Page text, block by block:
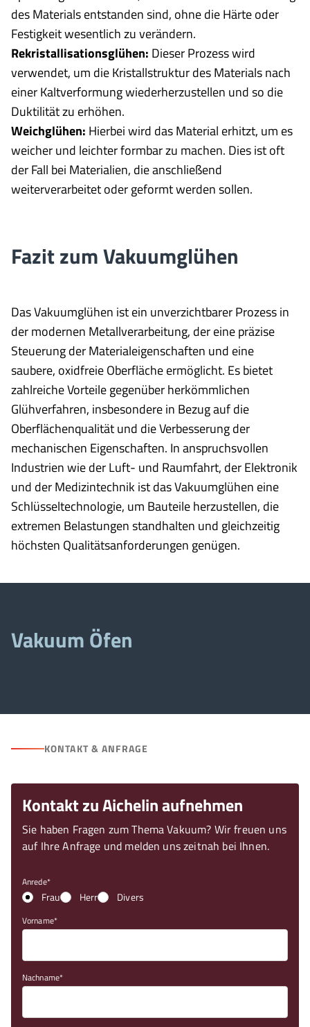
des Materials entstanden sind, ohne die Härte oder
Festigkeit wesentlich zu verändern.
Rekristallisationsglühen: Dieser Prozess wird
verwendet, um die Kristallstruktur des Materials nach
einer Kaltverformung wiederherzustellen und so die
Duktilität zu erhöhen.
Weichglühen: Hierbei wird das Material erhitzt, um es
weicher und leichter formbar zu machen. Dies ist oft
der Fall bei Materialien, die anschließend
weiterverarbeitet oder geformt werden sollen.
Fazit zum Vakuumglühen
Das Vakuumglühen ist ein unverzichtbarer Prozess in
der modernen Metallverarbeitung, der eine präzise
Steuerung der Materialeigenschaften und eine
saubere, oxidfreie Oberfläche ermöglicht. Es bietet
zahlreiche Vorteile gegenüber herkömmlichen
Glühverfahren, insbesondere in Bezug auf die
Oberflächenqualität und die Verbesserung der
mechanischen Eigenschaften. In anspruchsvollen
Industrien wie der Luft- und Raumfahrt, der Elektronik
und der Medizintechnik ist das Vakuumglühen eine
Schlüsseltechnologie, um Bauteile herzustellen, die
extremen Belastungen standhalten und gleichzeitig
höchsten Qualitätsanforderungen genügen.
Vakuum Öfen
KONTAKT & ANFRAGE
Kontakt zu Aichelin aufnehmen
Sie haben Fragen zum Thema Vakuum? Wir freuen uns
auf Ihre Anfrage und melden uns zeitnah bei Ihnen.
Anrede
Frau Herr Divers
Vorname
Nachname